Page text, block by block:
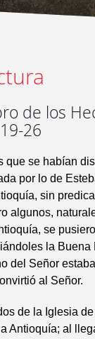
de los
26
que se habían
por lo de
sin
algunos,
se
la Buena
del Señor
al Señor.
de la Iglesia
Antioquía; al